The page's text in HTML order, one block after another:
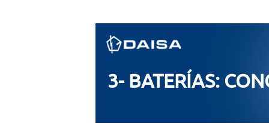
3- BATERÍAS: